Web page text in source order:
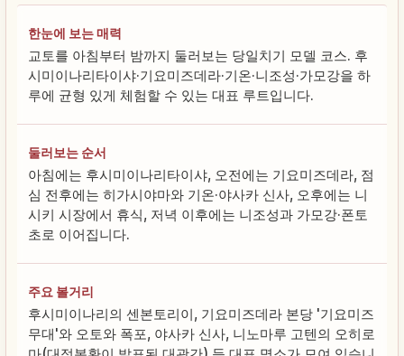
한눈에 보는 매력
교토를 아침부터 밤까지 둘러보는 당일치기 모델 코스. 후
시미이나리타이샤·기요미즈데라·기온·니조성·가모강을 하
루에 균형 있게 체험할 수 있는 대표 루트입니다.
둘러보는 순서
아침에는 후시미이나리타이샤, 오전에는 기요미즈데라, 점
심 전후에는 히가시야마와 기온·야사카 신사, 오후에는 니
시키 시장에서 휴식, 저녁 이후에는 니조성과 가모강·폰토
초로 이어집니다.
주요 볼거리
후시미이나리의 센본토리이, 기요미즈데라 본당 '기요미즈
무대'와 오토와 폭포, 야사카 신사, 니노마루 고텐의 오히로